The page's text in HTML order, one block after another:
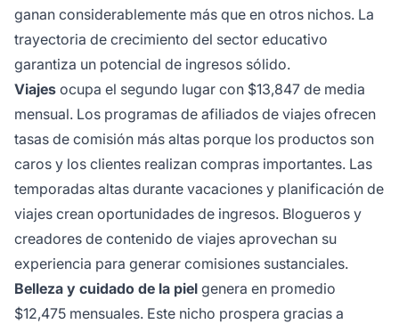
ganan considerablemente más que en otros nichos. La
trayectoria de crecimiento del sector educativo
garantiza un potencial de ingresos sólido.
Viajes ocupa el segundo lugar con $13,847 de media
mensual. Los programas de afiliados de viajes ofrecen
tasas de comisión más altas porque los productos son
caros y los clientes realizan compras importantes. Las
temporadas altas durante vacaciones y planificación de
viajes crean oportunidades de ingresos. Blogueros y
creadores de contenido de viajes aprovechan su
experiencia para generar comisiones sustanciales.
Belleza y cuidado de la piel genera en promedio
$12,475 mensuales. Este nicho prospera gracias a